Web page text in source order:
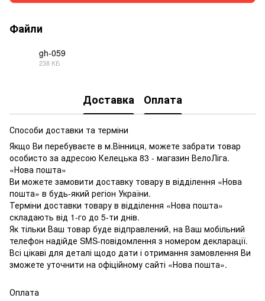
Файли
gh-059
238 КБ
Доставка Оплата
Способи доставки та терміни
Якщо Ви перебуваєте в м.Вінниця, можете забрати товар
особисто за адресою Келецька 83 - магазин ВелоЛіга.
«Нова пошта»
Ви можете замовити доставку товару в відділення «Нова
пошта» в будь-який регіон України.
Терміни доставки товару в відділення «Нова пошта»
складають від 1-го до 5-ти днів.
Як тільки Ваш товар буде відправлений, на Ваш мобільний
телефон надійде SMS-повідомлення з номером декларації.
Всі цікаві для деталі щодо дати і отримання замовлення Ви
зможете уточнити на офіційному сайті «Нова пошта».
Оплата